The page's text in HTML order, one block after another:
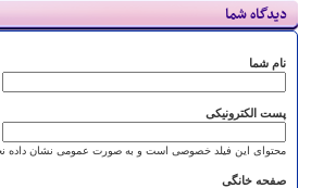
دیدگاه شما
نام شما
پست الکترونیکی
محتوای این فیلد خصوصی است و به صورت عمومی نشان داده
صفحه خانگی